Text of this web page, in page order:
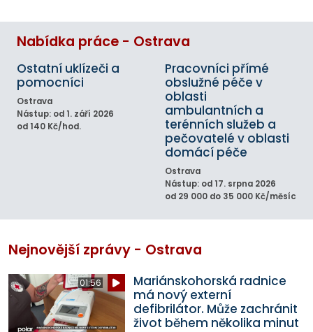
Nabídka práce - Ostrava
Ostatní uklízeči a
pomocníci
Ostrava
Nástup: od 1. září 2026
od 140 Kč/hod.
Pracovníci přímé
obslužné péče v
oblasti
ambulantních a
terénních služeb a
pečovatelé v oblasti
domácí péče
Ostrava
Nástup: od 17. srpna 2026
od 29 000 do 35 000 Kč/měsíc
Nejnovější zprávy - Ostrava
01:56
Mariánskohorská radnice
má nový externí
defibrilátor. Může zachránit
život během několika minut